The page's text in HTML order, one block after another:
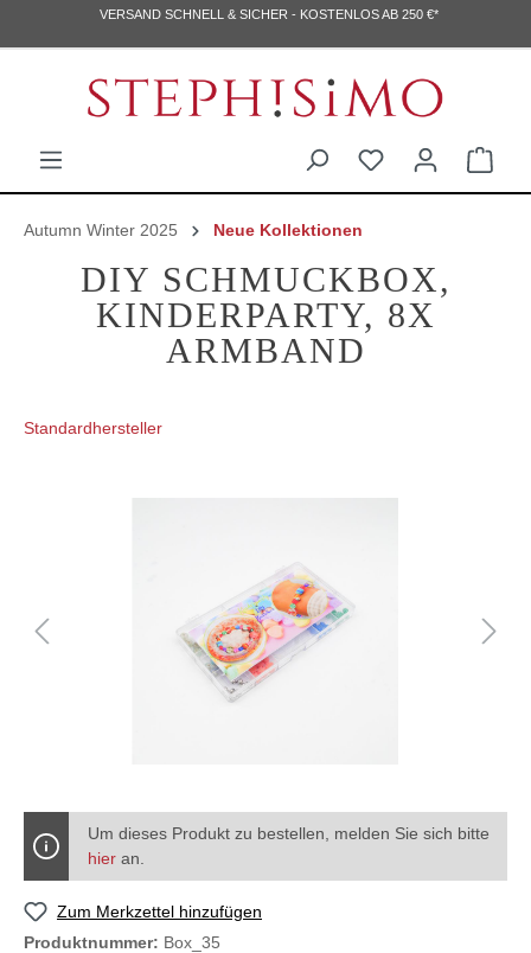
VERSAND SCHNELL & SICHER - KOSTENLOS AB 250 €*
Autumn Winter 2025 Neue Kollektionen
DIY SCHMUCKBOX,
KINDERPARTY, 8X
ARMBAND
Standardhersteller
Um dieses Produkt zu bestellen, melden Sie sich bitte
hier an.
Zum Merkzettel hinzufügen
Produktnummer: Box_35